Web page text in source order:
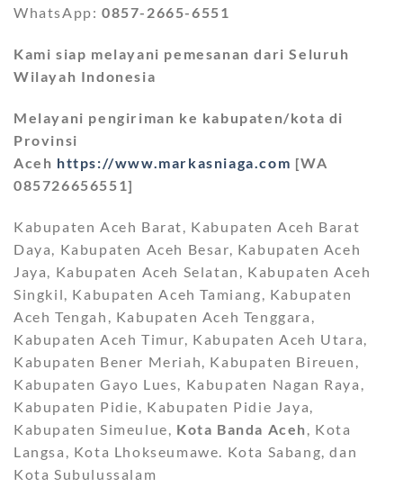
WhatsApp: 0857-2665-6551
Kami siap melayani pemesanan dari Seluruh
Wilayah Indonesia
Melayani pengiriman ke kabupaten/kota di
Provinsi
Aceh https://www.markasniaga.com [WA
085726656551]
Kabupaten Aceh Barat, Kabupaten Aceh Barat
Daya, Kabupaten Aceh Besar, Kabupaten Aceh
Jaya, Kabupaten Aceh Selatan, Kabupaten Aceh
Singkil, Kabupaten Aceh Tamiang, Kabupaten
Aceh Tengah, Kabupaten Aceh Tenggara,
Kabupaten Aceh Timur, Kabupaten Aceh Utara,
Kabupaten Bener Meriah, Kabupaten Bireuen,
Kabupaten Gayo Lues, Kabupaten Nagan Raya,
Kabupaten Pidie, Kabupaten Pidie Jaya,
Kabupaten Simeulue, Kota Banda Aceh
, Kota
Langsa, Kota Lhokseumawe. Kota Sabang, dan
Kota Subulussalam